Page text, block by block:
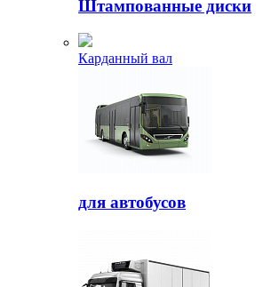
Штампованные диски
Карданный вал
для автобусов